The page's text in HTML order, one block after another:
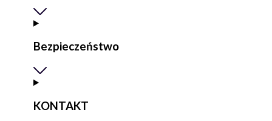
Bezpieczeństwo
KONTAKT